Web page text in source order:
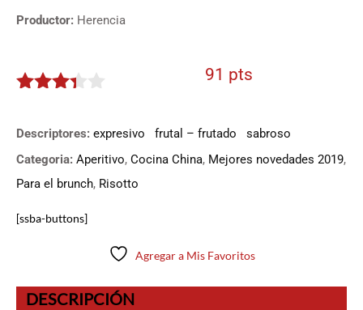
Productor: Herencia
91 pts
Descriptores: expresivo frutal – frutado
sabroso
Categoria: Aperitivo, Cocina China, Mejores novedades 2019,
Para el brunch, Risotto
[ssba-buttons]
Agregar a Mis Favoritos
DESCRIPCIÓN